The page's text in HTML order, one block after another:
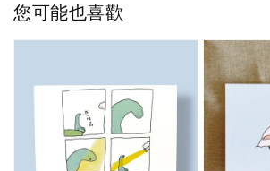
您可能也喜歡